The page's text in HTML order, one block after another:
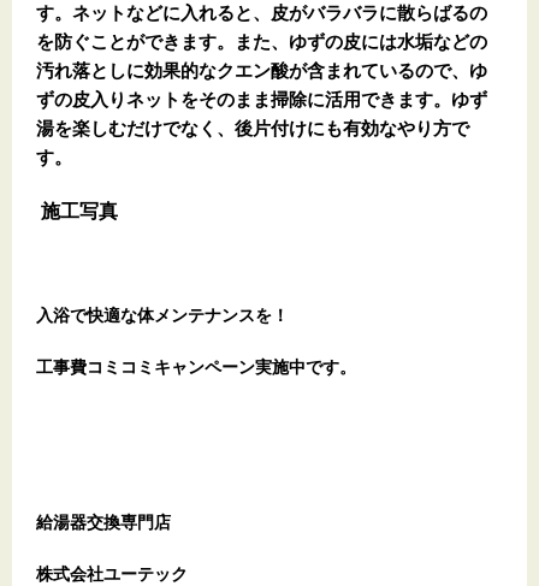
す。ネットなどに入れると、皮がバラバラに散らばるの
を防ぐことができます。また、ゆずの皮には水垢などの
汚れ落としに効果的なクエン酸が含まれているので、ゆ
ずの皮入りネットをそのまま掃除に活用できます。ゆず
湯を楽しむだけでなく、後片付けにも有効なやり方で
す。
施工写真
入浴で快適な体メンテナンスを！
工事費コミコミキャンペーン実施中です。
給湯器交換専門店
株式会社ユーテック